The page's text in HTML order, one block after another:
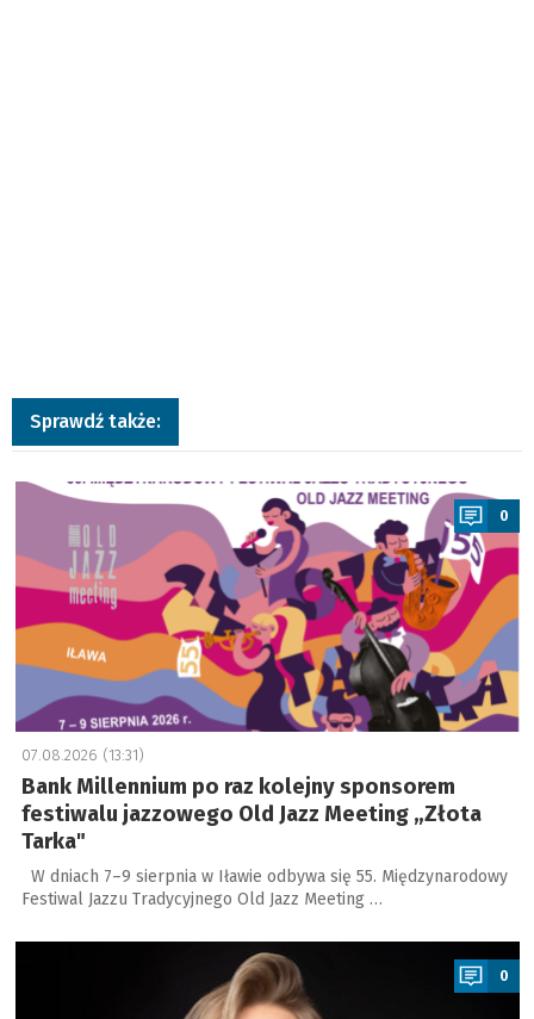
Sprawdź także:
a
0
07.08.2026 (13:31)
Bank Millennium po raz kolejny sponsorem
festiwalu jazzowego Old Jazz Meeting „Złota
Tarka"
W dniach 7–9 sierpnia w Iławie odbywa się 55. Międzynarodowy
Festiwal Jazzu Tradycyjnego Old Jazz Meeting …
a
0